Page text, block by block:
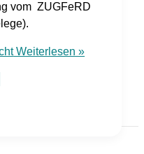
vom ZUGFeRD
Weiterlesen »